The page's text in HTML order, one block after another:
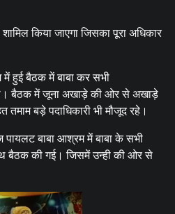
किया जाएगा जिसका पूरा अधिकार
हुई बैठक में बाबा कर सभी
बैठक में जूना अखाड़े की ओर से अखाड़े
तमाम बड़े पदाधिकारी भी मौजूद रहे।
पायलट बाबा आश्रम में बाबा के सभी
बैठक की गई। जिसमें उन्ही की ओर से